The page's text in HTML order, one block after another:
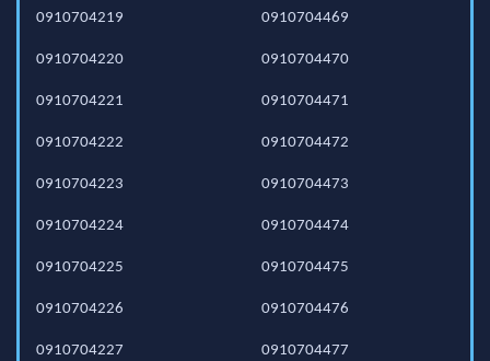
0910704219
0910704220
0910704221
0910704222
0910704223
0910704224
0910704225
0910704226
0910704227
0910704469
0910704470
0910704471
0910704472
0910704473
0910704474
0910704475
0910704476
0910704477